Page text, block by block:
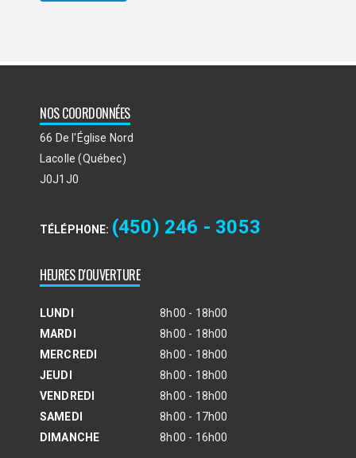
NOS COORDONNÉES
66 De l'Église Nord
Lacolle (Québec)
J0J1J0
TÉLÉPHONE: (450) 246 - 3053
HEURES D'OUVERTURE
LUNDI
MARDI
MERCREDI
JEUDI
VENDREDI
SAMEDI
DIMANCHE
8h00 - 18h00
8h00 - 18h00
8h00 - 18h00
8h00 - 18h00
8h00 - 18h00
8h00 - 17h00
8h00 - 16h00